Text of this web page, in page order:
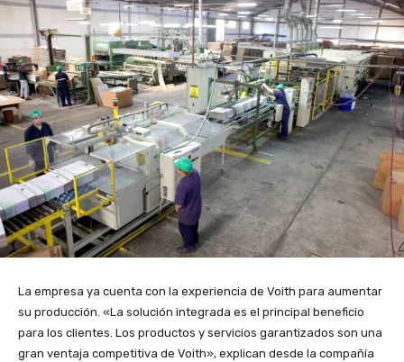
La empresa ya cuenta con la experiencia de Voith para aumentar
su producción. «La solución integrada es el principal beneficio
para los clientes. Los productos y servicios garantizados son una
gran ventaja competitiva de Voith», explican desde la compañía